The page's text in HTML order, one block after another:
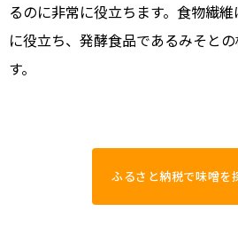
るのに非常に役立ちます。食物繊
に役立ち、発酵食品であるみそと
す。
ふるさと納税で味噌を